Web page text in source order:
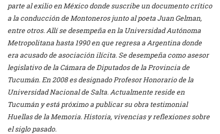
parte al exilio en México donde suscribe un documento crítico
a la conducción de Montoneros junto al poeta Juan Gelman,
entre otros. Allí se desempeña en la Universidad Autónoma
Metropolitana hasta 1990 en que regresa a Argentina donde
era acusado de asociación ilícita. Se desempeña como asesor
legislativo de la Cámara de Diputados de la Provincia de
Tucumán. En 2008 es designado Profesor Honorario de la
Universidad Nacional de Salta. Actualmente reside en
Tucumán y está próximo a publicar su obra testimonial
Huellas de la Memoria. Historia, vivencias y reflexiones sobre
el siglo pasado.